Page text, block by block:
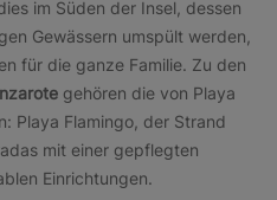
im Süden der Insel, dessen
Gewässern umspült werden,
für die ganze Familie. Zu den
gehören die von Playa
Playa Flamingo, der Strand
mit einer gepflegten
Einrichtungen.